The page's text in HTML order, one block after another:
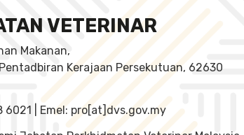
VETERINAR
Makanan,
Kerajaan Persekutuan, 62630
6021 | Emel: pro[at]dvs.gov.my